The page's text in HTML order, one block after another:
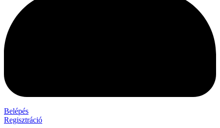
Belépés
Regisztráció